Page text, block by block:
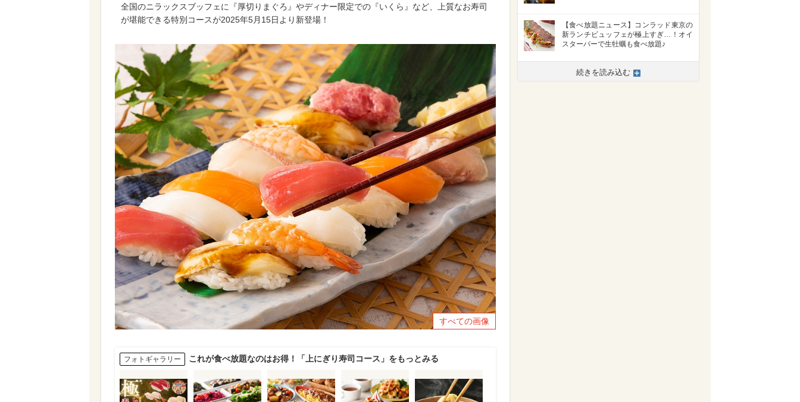
全国のニラックスブッフェに『厚切りまぐろ』やディナー限定での『いくら』など、上質なお寿司
が堪能できる特別コースが2025年5月15日より新登場！
すべての画像
フォトギャラリー これが食べ放題なのはお得！「上にぎり寿司コース」をもっとみる
5
【食べ放題ニュース】コンラッド東京の
新ランチビュッフェが極上すぎ…！オイ
スターバーで生牡蠣も食べ放題♪
続きを読み込む